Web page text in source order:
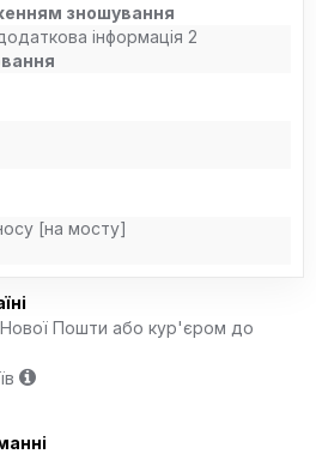
зношування
інформація 2
[на мосту]
Нової Пошти або кур'єром до